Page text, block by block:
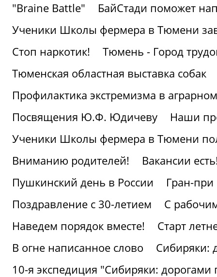
"Braine Battle"
БайСтади поможет
Ученики Школы фермера в Тюмени
Стоп наркотик!
Тюмень - Город
Тюменская областная выставка собак
Профилактика экстремизма в аграрном
Посвящения Ю.Ф. Юдичеву
Наши
Ученики Школы фермера в Тюмени
Вниманию родителей!
Вакансии
Пушкинский день в России
Гран-
Поздравление с 30-летием
С
Наведем порядок вместе!
Старт
В огне написанное слово
Сибиряки:
10-я экспедиция "Сибиряки: дорогами